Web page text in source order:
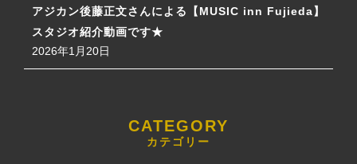
アジカン後藤正文さんによる【MUSIC inn Fujieda】
スタジオ紹介動画です★
2026年1月20日
カテゴリー